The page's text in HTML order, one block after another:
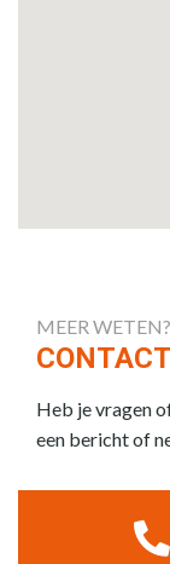
MEER WETEN?
Heb je vragen
een bericht of